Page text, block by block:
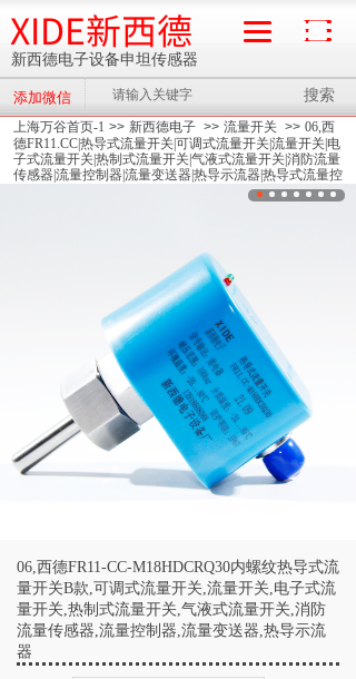
上海万谷首页-1 >> 新西德电子 >> 流量开关 >> 06,西
德FR11.CC|热导式流量开关|可调式流量开关|流量开关|电
子式流量开关|热制式流量开关|气液式流量开关|消防流量
传感器|流量控制器|流量变送器|热导示流器|热导式流量控
制器|水流开关||热制式流量传感器|热式流量开关|热导流量
开关|水流量开关|消防流量开关|示流信号器|油流开关|6灯
可调式流量开关,流量开关,电子式流量开关,热制式流量开
关,气液式流量开关,消防流量传感器,流量控制器,流量变
06,西德FR11-CC-M18HDCRQ30内螺纹热导式流
量开关B款,可调式流量开关,流量开关,电子式流
量开关,热制式流量开关,气液式流量开关,消防
流量传感器,流量控制器,流量变送器,热导示流
器
搜索
添加微信
新西德电子设备申坦传感器
XIDE新西德